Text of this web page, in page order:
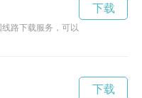
路下载服务，可以在网络上畅行
下载
下载